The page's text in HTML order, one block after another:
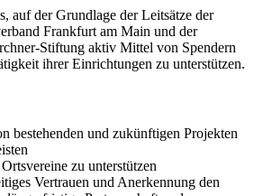
auf der Grundlage der Leitsätze der
Frankfurt am Main und der
Stiftung aktiv Mittel von Spendern
ihrer Einrichtungen zu unterstützen.
bestehenden und zukünftigen Projekten
zu unterstützen
Vertrauen und Anerkennung den